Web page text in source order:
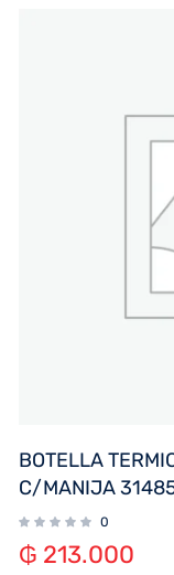
BOTELLA
C/MANIJA
0
₲ 213.000